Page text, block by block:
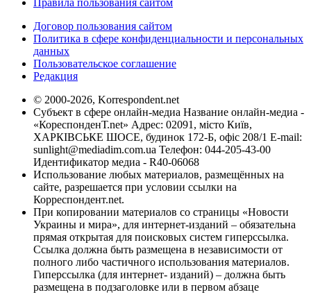
Договор пользования сайтом
Политика в сфере конфиденциальности и персональных
данных
Пользовательское соглашение
Редакция
© 2000-2026, Korrespondent.net
Субъект в сфере онлайн-медиа Название онлайн-медиа -
«КореспонденТ.net» Адрес: 02091, місто Київ,
ХАРКІВСЬКЕ ШОСЕ, будинок 172-Б, офіс 208/1 E-mail:
sunlight@mediadim.com.ua Телефон: 044-205-43-00
Идентификатор медиа - R40-06068
Использование любых материалов, размещённых на
сайте, разрешается при условии ссылки на
Корреспондент.net.
При копировании материалов со страницы «Новости
Украины и мира», для интернет-изданий – обязательна
прямая открытая для поисковых систем гиперссылка.
Ссылка должна быть размещена в независимости от
полного либо частичного использования материалов.
Гиперссылка (для интернет- изданий) – должна быть
размещена в подзаголовке или в первом абзаце